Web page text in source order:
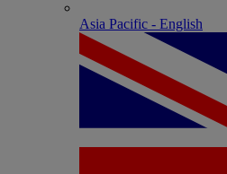
Asia Pacific - English